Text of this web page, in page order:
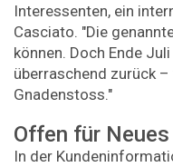
Interessenten, ein
Casciato. "Die
können. Doch Ende
überraschend zurück
Gnadenstoss."
Offen für Neues
In der